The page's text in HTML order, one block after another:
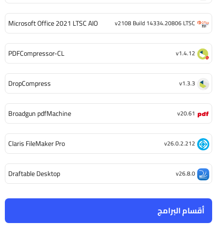
أقسام البرامج
Microsoft Office 2021 LTSC AIO v2108 Build 14334.20806 LTSC
PDFCompressor-CL v1.4.12
DropCompress v1.3.3
Broadgun pdfMachine v20.61
Claris FileMaker Pro v26.0.2.212
Draftable Desktop v26.8.0